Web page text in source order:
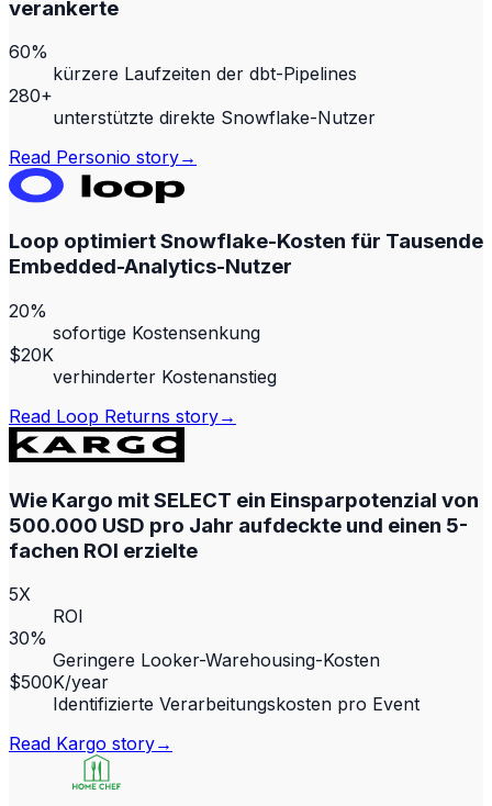
verankerte
60%
kürzere Laufzeiten der dbt-Pipelines
280+
unterstützte direkte Snowflake-Nutzer
Read Personio story→
Loop optimiert Snowflake-Kosten für Tausende
Embedded-Analytics-Nutzer
20%
sofortige Kostensenkung
$20K
verhinderter Kostenanstieg
Read Loop Returns story→
Wie Kargo mit SELECT ein Einsparpotenzial von
500.000 USD pro Jahr aufdeckte und einen 5-
fachen ROI erzielte
5X
ROI
30%
Geringere Looker-Warehousing-Kosten
$500K/year
Identifizierte Verarbeitungskosten pro Event
Read Kargo story→